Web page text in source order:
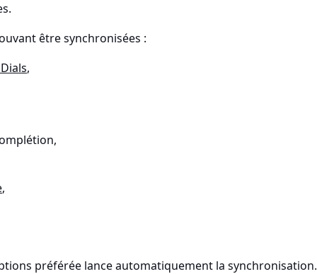
être synchronisées :
,
,
préférée lance automatiquement la synchronisation.